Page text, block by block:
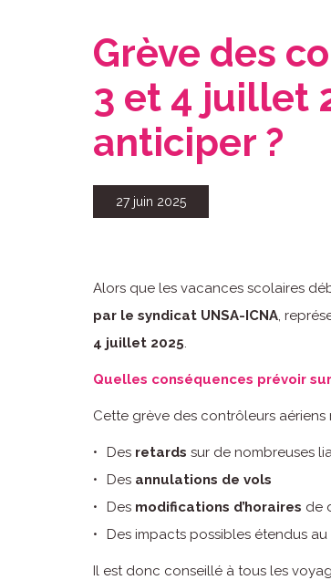
Grève des
3 et 4 juillet
anticiper ?
27 juin 2025
Alors que les vacances scolaires
par le syndicat UNSA-ICNA,
4 juillet 2025.
Quelles conséquences prévoir
Cette grève des contrôleurs
Des retards sur de nombreuses
Des annulations de vols
Des modifications d’horaires de
Des impacts possibles étendus au
Il est donc conseillé à tous les